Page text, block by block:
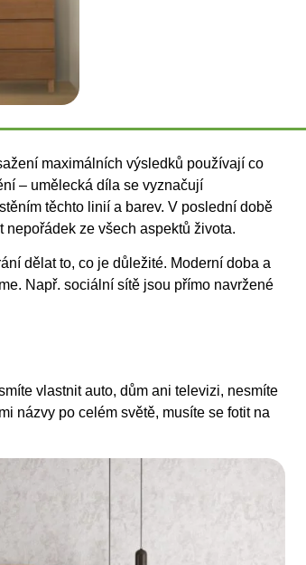
maximálních výsledků používají co
– umělecká díla se vyznačují
těchto linií a barev. V poslední době
ze všech aspektů života.
dělat to, co je důležité. Moderní doba a
Např. sociální sítě jsou přímo navržené
vlastnit auto, dům ani televizi, nesmíte
názvy po celém světě, musíte se fotit na